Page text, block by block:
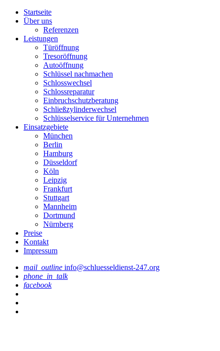
Startseite
Über uns
Referenzen
Leistungen
Türöffnung
Tresoröffnung
Аutoöffnung
Schlüssel nachmachen
Schlosswechsel
Schlossreparatur
Einbruchschutzberatung
Schließzylinderwechsel
Schlüsselservice für Unternehmen
Einsatzgebiete
München
Berlin
Hamburg
Düsseldorf
Köln
Leipzig
Frankfurt
Stuttgart
Mannheim
Dortmund
Nürnberg
Preise
Kontakt
Impressum
mail_outline info@schluesseldienst-247.org
phone_in_talk
facebook